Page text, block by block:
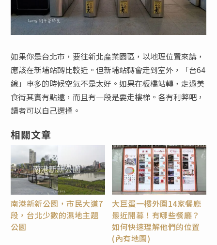
如果你是台北市，要往新北產業園區，以地理位置來講，
應該在新埔站轉比較近。但新埔站轉會走到室外，「台64
線」車多的時候空氣不是太好。如果在板橋站轉，走過美
食街其實有點遠，而且有一段是要走樓梯。各有利弊吧，
讀者可以自己選擇。
相關文章
南港新新公園，市民大道7
段，台北少數的濕地主題
公園
大巨蛋一樓外圍14家餐廳
最近開幕！有哪些餐廳？
如何快速理解他們的位置
(內有地圖)